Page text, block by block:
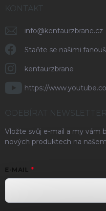
KONTAKT
info@kentaurzbrane.cz
Staňte se našimi
kentaurzbrane
https://
ODEBÍRAT NEWSLETTER
Vložte svůj e-mail a my vám
nových produktech na
E-MAIL